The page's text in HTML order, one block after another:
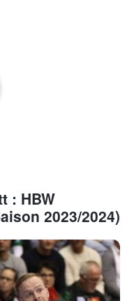
: HBW
2023/2024)